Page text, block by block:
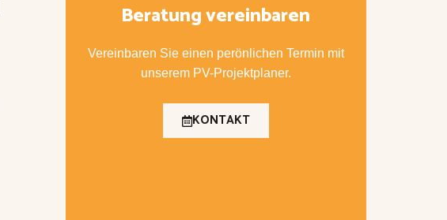
Beratung vereinbaren
Vereinbaren Sie einen perönlichen Termin mit
unserem PV-Projektplaner.
KONTAKT